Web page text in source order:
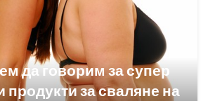
да говорим за супер
продукти за сваляне на